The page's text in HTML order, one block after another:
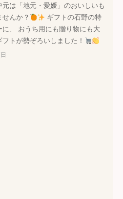
元は「地元・愛媛」のおいしいも
んか？
ギフトの石野の特
に、 おうち用にも贈り物にも大
フトが勢ぞろいしました！